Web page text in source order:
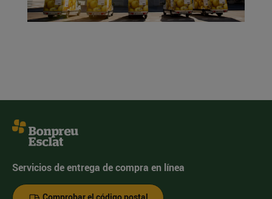
Servicios de entrega de compra en línea